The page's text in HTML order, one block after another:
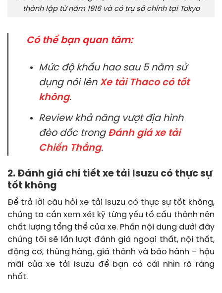
thành lập từ năm 1916 và có trụ sở chính tại Tokyo
Có thể bạn quan tâm:
Mức độ khấu hao sau 5 năm sử
dụng nói lên Xe tải Thaco có tốt
không.
Review khả năng vượt địa hình
đèo dốc trong Đánh giá xe tải
Chiến Thắng.
2. Đánh giá chi tiết xe tải Isuzu có thực sự
tốt không
Để trả lời câu hỏi xe tải Isuzu có thực sự tốt không,
chúng ta cần xem xét kỹ từng yếu tố cấu thành nên
chất lượng tổng thể của xe. Phần nội dung dưới đây
chúng tôi sẽ lần lượt đánh giá ngoại thất, nội thất,
động cơ, thùng hàng, giá thành và bảo hành – hậu
mãi của xe tải Isuzu để bạn có cái nhìn rõ ràng
nhất.